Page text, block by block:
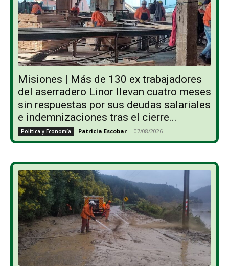
Misiones | Más de 130 ex trabajadores
del aserradero Linor llevan cuatro meses
sin respuestas por sus deudas salariales
e indemnizaciones tras el cierre...
Política y Economía Patricia Escobar - 07/08/2026